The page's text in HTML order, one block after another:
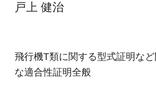
戸上 健治
飛行機T類に関する型式証明な
な適合性証明全般